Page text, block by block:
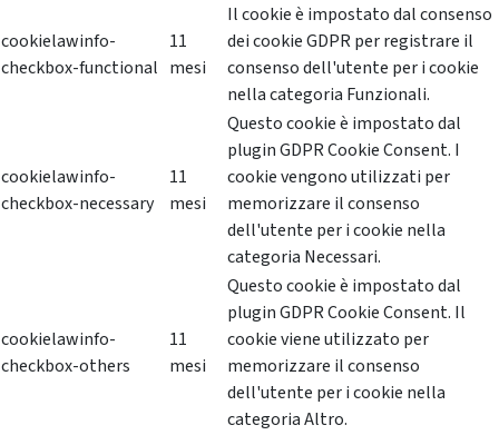
cookielawinfo-
checkbox-functional
11
mesi
Il cookie è impostato dal consenso
dei cookie GDPR per registrare il
consenso dell'utente per i cookie
nella categoria Funzionali.
cookielawinfo-
checkbox-necessary
11
mesi
Questo cookie è impostato dal
plugin GDPR Cookie Consent. I
cookie vengono utilizzati per
memorizzare il consenso
dell'utente per i cookie nella
categoria Necessari.
cookielawinfo-
checkbox-others
11
mesi
Questo cookie è impostato dal
plugin GDPR Cookie Consent. Il
cookie viene utilizzato per
memorizzare il consenso
dell'utente per i cookie nella
categoria Altro.